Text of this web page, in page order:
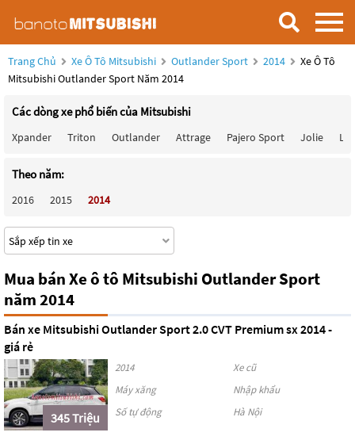
Trang Chủ Xe Ô Tô Mitsubishi Outlander Sport 2014
Xe Ô Tô
Mitsubishi Outlander Sport Năm 2014
Các dòng xe phổ biến của Mitsubishi
Xpander Triton Outlander Attrage Pajero Sport Jolie
Theo năm:
2016 2015 2014
Mua bán Xe ô tô Mitsubishi Outlander Sport
năm 2014
Bán xe Mitsubishi Outlander Sport 2.0 CVT Premium sx 2014 -
giá rẻ
345 Triệu
2014
Xe cũ
Máy xăng
Nhập khẩu
Số tự động
Hà Nội